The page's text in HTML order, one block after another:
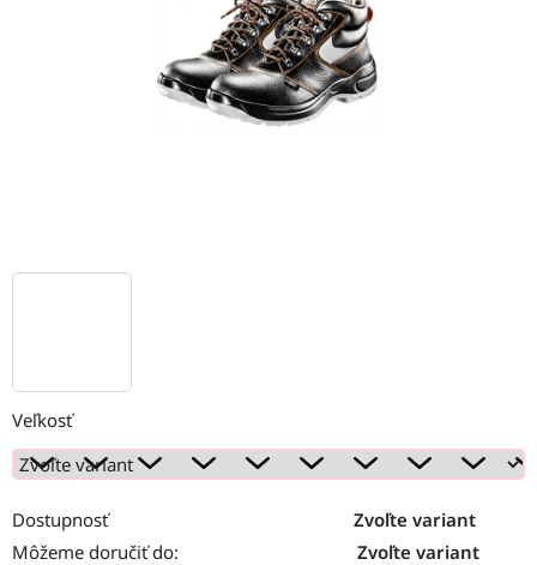
Veľkosť
Dostupnosť
Zvoľte variant
Môžeme doručiť do:
Zvoľte variant